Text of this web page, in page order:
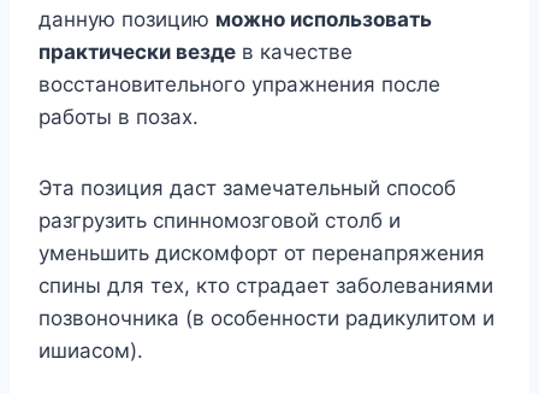
данную позицию можно использовать
практически везде в качестве
восстановительного упражнения после
работы в позах.
Эта позиция даст замечательный способ
разгрузить спинномозговой столб и
уменьшить дискомфорт от перенапряжения
спины для тех, кто страдает заболеваниями
позвоночника (в особенности радикулитом и
ишиасом).